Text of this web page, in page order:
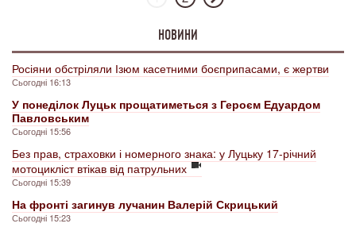
НОВИНИ
Росіяни обстріляли Ізюм касетними боєприпасами, є жертви
Сьогодні 16:13
У понеділок Луцьк прощатиметься з Героєм Едуардом
Павловським
Сьогодні 15:56
Без прав, страховки і номерного знака: у Луцьку 17-річний
мотоцикліст втікав від патрульних
Сьогодні 15:39
На фронті загинув лучанин Валерій Скрицький
Сьогодні 15:23